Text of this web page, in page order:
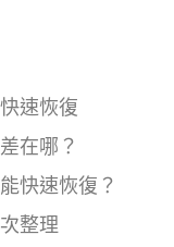
速恢復
在哪？
快速恢復？
整理